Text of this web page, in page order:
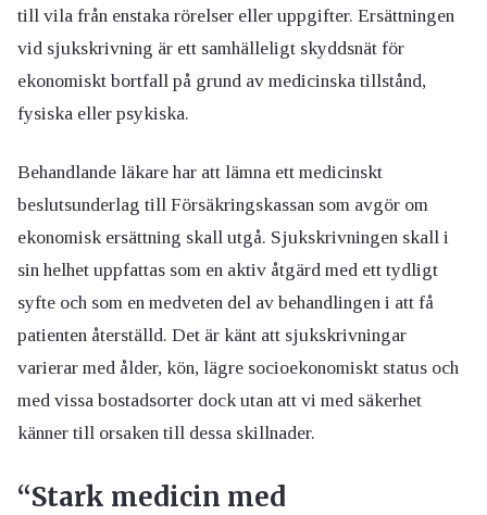
till vila från enstaka rörelser eller uppgifter. Ersättningen
vid sjukskrivning är ett samhälleligt skyddsnät för
ekonomiskt bortfall på grund av medicinska tillstånd,
fysiska eller psykiska.
Behandlande läkare har att lämna ett medicinskt
beslutsunderlag till Försäkringskassan som avgör om
ekonomisk ersättning skall utgå. Sjukskrivningen skall i
sin helhet uppfattas som en aktiv åtgärd med ett tydligt
syfte och som en medveten del av behandlingen i att få
patienten återställd. Det är känt att sjukskrivningar
varierar med ålder, kön, lägre socioekonomiskt status och
med vissa bostadsorter dock utan att vi med säkerhet
känner till orsaken till dessa skillnader.
“Stark medicin med